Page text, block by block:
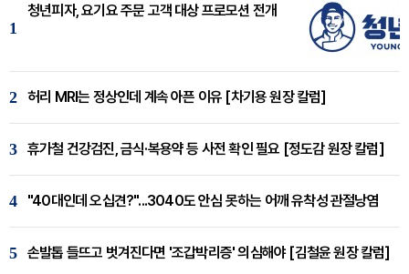
1
청년피자, 요기요 주문 고객 대상 프로모션 전개
2 허리 MRI는 정상인데 계속 아픈 이유 [차기용 원장 칼럼]
3 휴가철 건강검진, 금식·복용약 등 사전 확인 필요 [정도감 원장 칼럼]
4 "40대인데 오십견?"...3040도 안심 못하는 어깨 유착성 관절낭염
5 손발톱 들뜨고 벗겨진다면 '조갑박리증' 의심해야 [김철윤 원장 칼럼]